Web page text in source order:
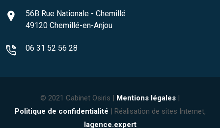
56B Rue Nationale - Chemillé
49120 Chemillé-en-Anjou
06 31 52 56 28
© 2021 Cabinet Osiris | Mentions légales |
Politique de confidentialité | Réalisation de sites Internet,
lagence.expert